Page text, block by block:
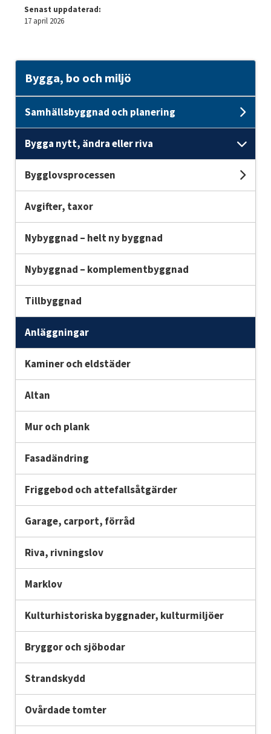
Senast uppdaterad:
17 april 2026
Bygga, bo och miljö
Samhällsbyggnad och planering
Bygga nytt, ändra eller riva
Bygglovsprocessen
Avgifter, taxor
Nybyggnad – helt ny byggnad
Nybyggnad – komplementbyggnad
Tillbyggnad
Anläggningar
Kaminer och eldstäder
Altan
Mur och plank
Fasadändring
Friggebod och attefallsåtgärder
Garage, carport, förråd
Riva, rivningslov
Marklov
Kulturhistoriska byggnader, kulturmiljöer
Bryggor och sjöbodar
Strandskydd
Ovårdade tomter